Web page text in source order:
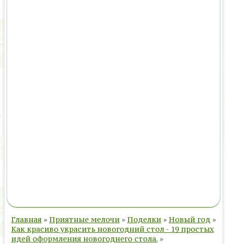
Главная » Приятные мелочи » Поделки » Новый год »
Как красиво украсить новогодний стол - 19 простых
идей оформления новогоднего стола. »